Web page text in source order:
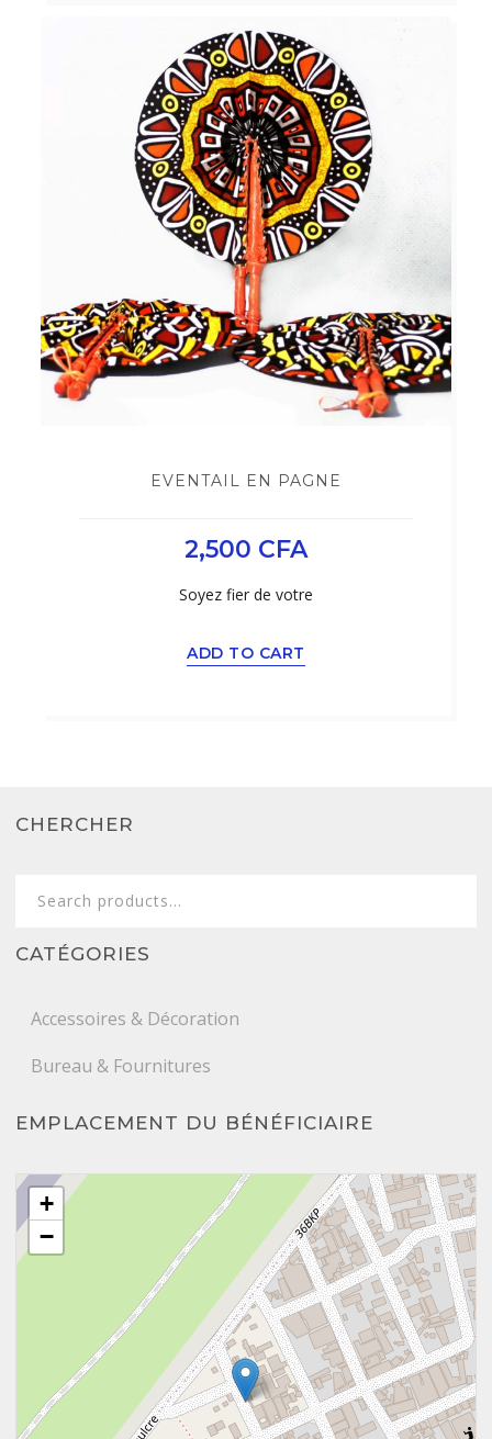
EVENTAIL EN PAGNE
2,500 CFA
Soyez fier de votre
ADD TO CART
CHERCHER
CATÉGORIES
Accessoires & Décoration
Bureau & Fournitures
EMPLACEMENT DU BÉNÉFICIAIRE
+
−